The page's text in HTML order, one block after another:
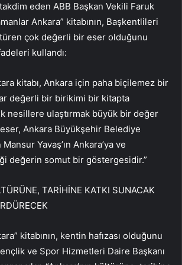
eden ABB Başkan Vekili Faruk
Ankara” kitabının, Başkentlileri
çok değerli bir eser olduğunu
kullandı:
kitabı, Ankara için paha biçilemez bir
değerli bir birikimi bir kitapta
nesillere ulaştırmak büyük bir değer
eser, Ankara Büyükşehir Belediye
Mansur Yavaş’ın Ankara’ya ve
değerin somut bir göstergesidir.”
TARİHİNE KATKI SUNACAK
kitabının, kentin hafızası olduğunu
ve Spor Hizmetleri Daire Başkanı